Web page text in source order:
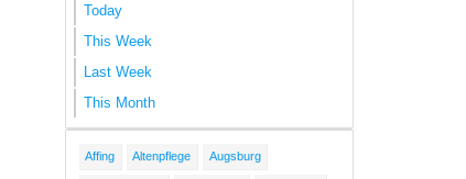
Today
This Week
Last Week
This Month
Affing Altenpflege Augsburg